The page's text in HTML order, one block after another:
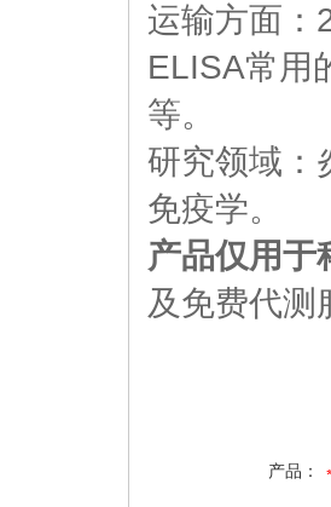
运输方面
ELISA常用
等。
研究领域：
免疫学。
产品仅用于
及免费代测
产品：